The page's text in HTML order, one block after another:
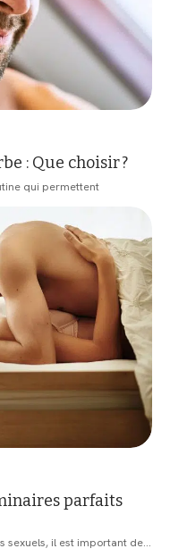
: Que choisir ?
qui permettent
parfaits
sexuels, il est important de…